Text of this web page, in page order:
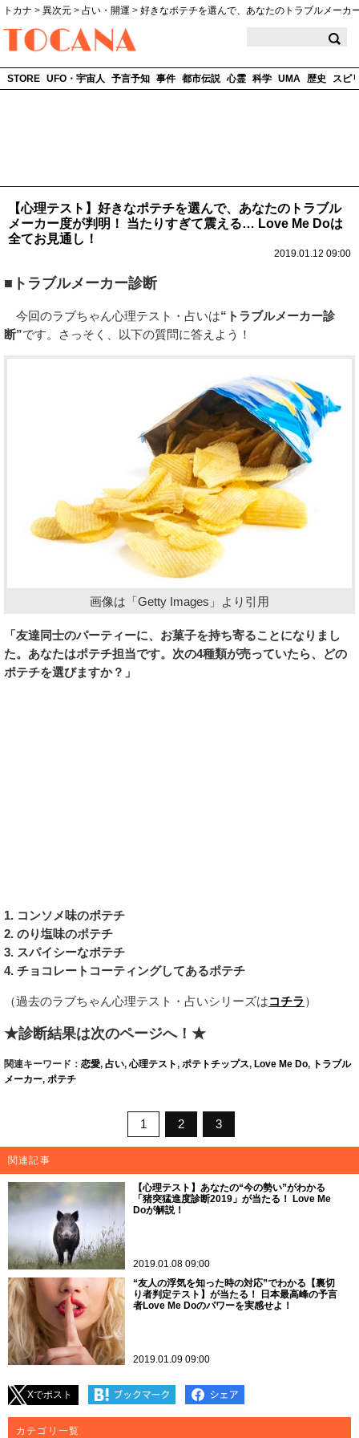
トカナ > 異次元 > 占い・開運 > 好きなポテチを選んで、あなたのトラブルメーカ
STORE UFO・宇宙人 予言予知 事件 都市伝説 心霊 科学 UMA 歴史 スピ
【心理テスト】好きなポテチを選んで、あなたのトラブル
メーカー度が判明！ 当たりすぎて震える… Love Me Doは
全てお見通し！
2019.01.12 09:00
■トラブルメーカー診断
今回のラブちゃん心理テスト・占いは“トラブルメーカー診
断”です。さっそく、以下の質問に答えよう！
画像は「Getty Images」より引用
「友達同士のパーティーに、お菓子を持ち寄ることになりまし
た。あなたはポテチ担当です。次の4種類が売っていたら、どの
ポテチを選びますか？」
1. コンソメ味のポテチ
2. のり塩味のポテチ
3. スパイシーなポテチ
4. チョコレートコーティングしてあるポテチ
（過去のラブちゃん心理テスト・占いシリーズはコチラ ）
★診断結果は次のページへ！★
関連キーワード： 恋愛, 占い,心理テスト, ポテトチップス, Love Me Do, トラブル
メーカー, ポテチ
1 2 3
関連記事
【心理テスト】あなたの“今の勢い”がわかる
「猪突猛進度診断2019」が当たる！ Love Me
Doが解説！
2019.01.08 09:00
“友人の浮気を知った時の対応”でわかる【裏切
り者判定テスト】が当たる！ 日本最高峰の予言
者Love Me Doのパワーを実感せよ！
2019.01.09 09:00
Xでポスト
カテゴリ一覧